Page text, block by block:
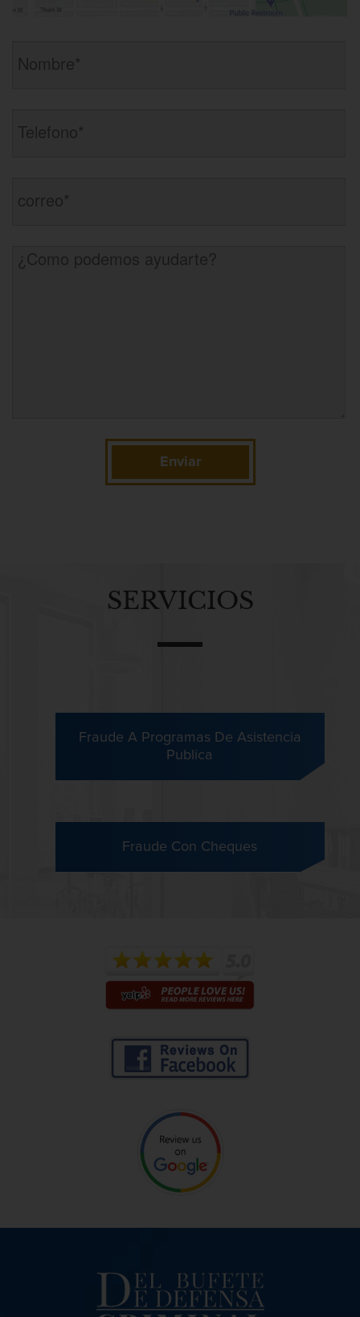
Areas Donde Servimos
San Diego
Enviar
SERVICIOS
Evadir A Un Oficial De Policía
Fabricación De Drogas
Trabajadores
Fraude A Programas De Asistencia
Publica
Fraude Con Cheques
Fraude de Tarjeta de Crédito
Fraude Fiscal